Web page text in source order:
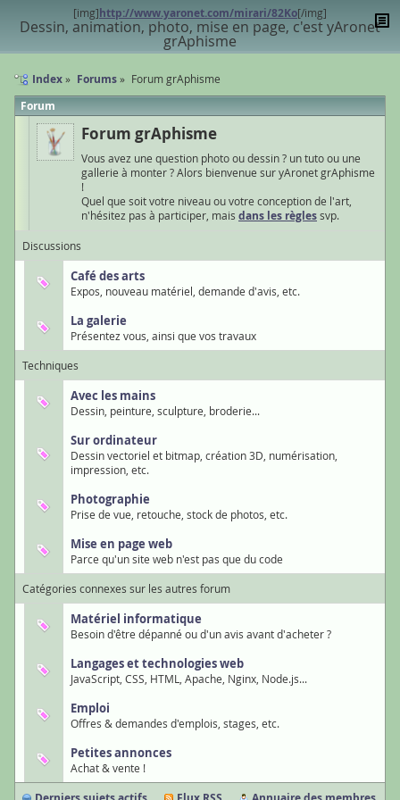
[img]http://www.yaronet.com/mirari/82Ko[/img]
Dessin, animation, photo, mise en page, c'est yAronet
grAphisme
Index Forums Forum grAphisme
Forum
Forum grAphisme
Vous avez une question photo ou dessin ? un tuto ou une
gallerie à monter ? Alors bienvenue sur yAronet grAphisme
!
Quel que soit votre niveau ou votre conception de l'art,
n'hésitez pas à participer, mais dans les règlessvp.
Discussions
Café des arts
Expos, nouveau matériel, demande d'avis, etc.
La galerie
Présentez vous, ainsi que vos travaux
Techniques
Avec les mains
Dessin, peinture, sculpture, broderie...
Sur ordinateur
Dessin vectoriel et bitmap, création 3D, numérisation,
impression, etc.
Photographie
Prise de vue, retouche, stock de photos, etc.
Mise en page web
Parce qu'un site web n'est pas que du code
Catégories connexes sur les autres forum
Matériel informatique
Besoin d'être dépanné ou d'un avis avant d'acheter ?
Langages et technologies web
JavaScript, CSS, HTML, Apache, Nginx, Node.js...
Emploi
Offres & demandes d'emplois, stages, etc.
Petites annonces
Achat & vente !